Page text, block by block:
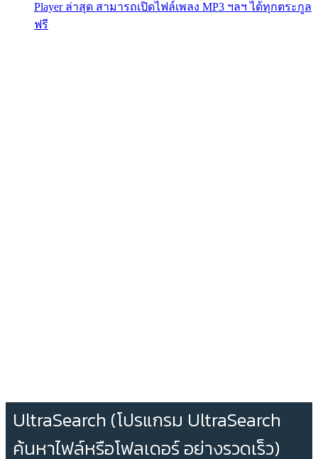
Player ล่าสุด สามารถเปิดไฟล์เพลง MP3 ฯลฯ ได้ทุกตระกูล
ฟรี
UltraSearch (โปรแกรม UltraSearch
ค้นหาไฟล์หรือโฟลเดอร์ อย่างรวดเร็ว)